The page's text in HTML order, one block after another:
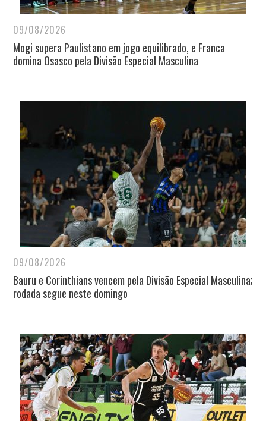
09/08/2026
Mogi supera Paulistano em jogo equilibrado, e Franca
domina Osasco pela Divisão Especial Masculina
09/08/2026
Bauru e Corinthians vencem pela Divisão Especial Masculina;
rodada segue neste domingo